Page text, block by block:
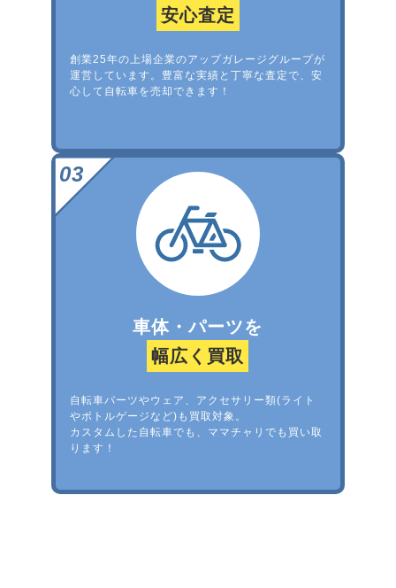
安心査定
創業25年の上場企業のアップガレージグループが
運営しています。豊富な実績と丁寧な査定で、安
心して自転車を売却できます！
車体・パーツを
幅広く買取
自転車パーツやウェア、アクセサリー類(ライト
やボトルゲージなど)も買取対象。
カスタムした自転車でも、ママチャリでも買い取
ります！